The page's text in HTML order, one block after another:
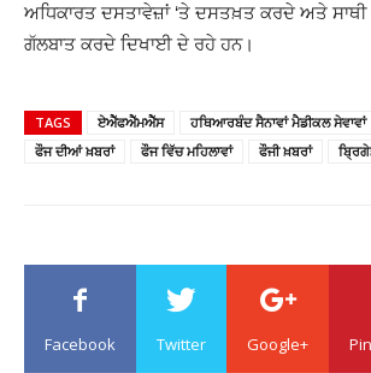
ਅਧਿਕਾਰਤ ਦਸਤਾਵੇਜ਼ਾਂ ‘ਤੇ ਦਸਤਖ਼ਤ ਕਰਦੇ ਅਤੇ
ਗੱਲਬਾਤ ਕਰਦੇ ਦਿਖਾਈ ਦੇ ਰਹੇ ਹਨ।
TAGS ਏਐੱਫਐੱਮਐੱਸ ਹਥਿਆਰਬੰਦ ਸੈਨਾਵਾਂ ਮੈਡੀਕਲ ਸੇਵਾਵਾਂ
ਫੌਜ ਦੀਆਂ ਖ਼ਬਰਾਂ
ਫੌਜ ਵਿੱਚ ਮਹਿਲਾਵਾਂ ਫੌਜੀ ਖ਼ਬਰਾਂ
Facebook Twitter Google+